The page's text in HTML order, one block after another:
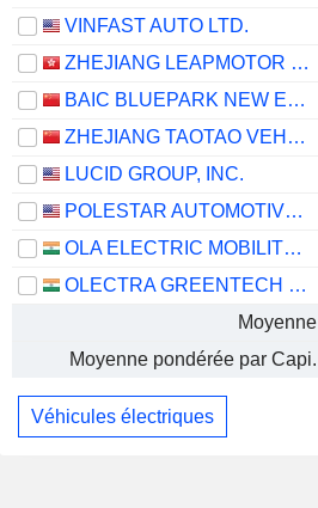
VINFAST AUTO LTD.
ZHEJIANG LEAPMOTOR TECHNOLOGY CO., LTD.
BAIC BLUEPARK NEW ENERGY TECHNOLOGY CO., LTD.
ZHEJIANG TAOTAO VEHICLES CO., LTD.
LUCID GROUP, INC.
POLESTAR AUTOMOTIVE HOLDING UK PLC
OLA ELECTRIC MOBILITY LIMITED
OLECTRA GREENTECH LIMITED
Moyenne
Moyenne pondérée par Capi.
Véhicules électriques